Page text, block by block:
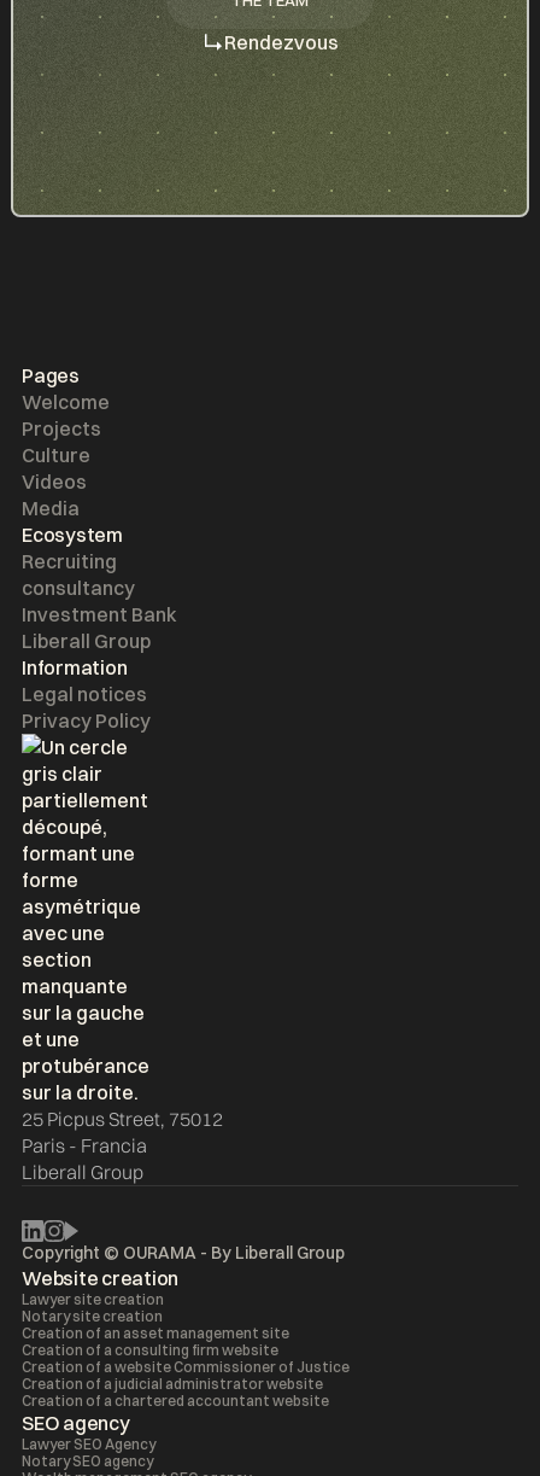
THE TEAM
Rendezvous
25 Picpus Street, 75012
Paris - Francia
Liberall Group
Pages
Welcome
Projects
Culture
Videos
Media
Ecosystem
Recruiting
consultancy
Investment Bank
Liberall Group
Information
Legal notices
Privacy Policy
Copyright © OURAMA - By Liberall Group
Website creation
Lawyer site creation
Notary site creation
Creation of an asset management site
Creation of a consulting firm website
Creation of a website Commissioner of Justice
Creation of a judicial administrator website
Creation of a chartered accountant website
SEO agency
Lawyer SEO Agency
Notary SEO agency